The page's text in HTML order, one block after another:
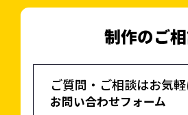
い。
い。
できます。
【掲示場所の例】
・受付
・待合室
・入口ドア
・待
・ホ
など
【フ
・パ
制作のご
ご質問・ご相談はお気
お問い合わせフォーム